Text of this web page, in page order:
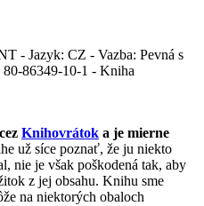
- Jazyk: CZ - Vazba: Pevná s
86349-10-1 - Kniha
Knihovrátok a je mierne
už síce poznať, že ju niekto
nie je však poškodená tak, aby
z jej obsahu. Knihu sme
na niektorých obaloch